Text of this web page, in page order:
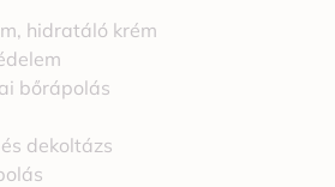
hidratáló krém
bőrápolás
dekoltázs